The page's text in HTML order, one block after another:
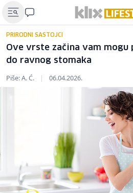
PRIRODNI SASTOJCI
Ove vrste začina vam mogu
do ravnog stomaka
Piše: A. Ć. | 06.04.2026.